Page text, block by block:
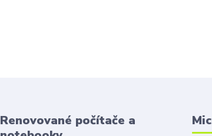
Renovované počítače a